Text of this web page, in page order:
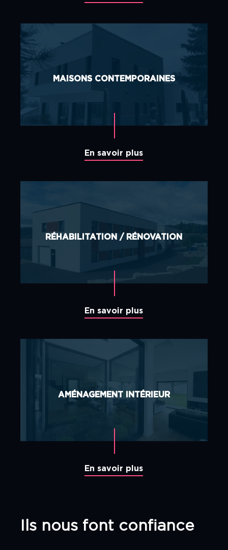
MAISONS CONTEMPORAINES
En savoir plus
RÉHABILITATION / RÉNOVATION
En savoir plus
AMÉNAGEMENT INTÉRIEUR
En savoir plus
Ils nous font confiance